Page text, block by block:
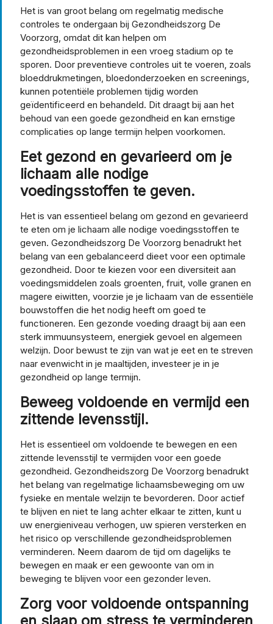
Het is van groot belang om regelmatig medische
controles te ondergaan bij Gezondheidszorg De
Voorzorg, omdat dit kan helpen om
gezondheidsproblemen in een vroeg stadium op te
sporen. Door preventieve controles uit te voeren, zoals
bloeddrukmetingen, bloedonderzoeken en screenings,
kunnen potentiële problemen tijdig worden
geïdentificeerd en behandeld. Dit draagt bij aan het
behoud van een goede gezondheid en kan ernstige
complicaties op lange termijn helpen voorkomen.
Eet gezond en gevarieerd om je
lichaam alle nodige
voedingsstoffen te geven.
Het is van essentieel belang om gezond en gevarieerd
te eten om je lichaam alle nodige voedingsstoffen te
geven. Gezondheidszorg De Voorzorg benadrukt het
belang van een gebalanceerd dieet voor een optimale
gezondheid. Door te kiezen voor een diversiteit aan
voedingsmiddelen zoals groenten, fruit, volle granen en
magere eiwitten, voorzie je je lichaam van de essentiële
bouwstoffen die het nodig heeft om goed te
functioneren. Een gezonde voeding draagt bij aan een
sterk immuunsysteem, energiek gevoel en algemeen
welzijn. Door bewust te zijn van wat je eet en te streven
naar evenwicht in je maaltijden, investeer je in je
gezondheid op lange termijn.
Beweeg voldoende en vermijd een
zittende levensstijl.
Het is essentieel om voldoende te bewegen en een
zittende levensstijl te vermijden voor een goede
gezondheid. Gezondheidszorg De Voorzorg benadrukt
het belang van regelmatige lichaamsbeweging om uw
fysieke en mentale welzijn te bevorderen. Door actief
te blijven en niet te lang achter elkaar te zitten, kunt u
uw energieniveau verhogen, uw spieren versterken en
het risico op verschillende gezondheidsproblemen
verminderen. Neem daarom de tijd om dagelijks te
bewegen en maak er een gewoonte van om in
beweging te blijven voor een gezonder leven.
Zorg voor voldoende ontspanning
en slaap om stress te verminderen